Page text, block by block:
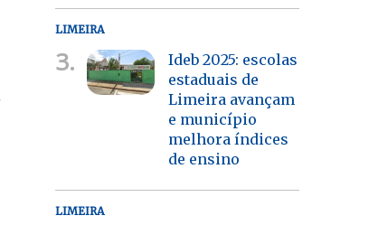
LIMEIRA
3.
Ideb 2025: escolas
estaduais de
Limeira avançam
e município
melhora índices
de ensino
LIMEIRA